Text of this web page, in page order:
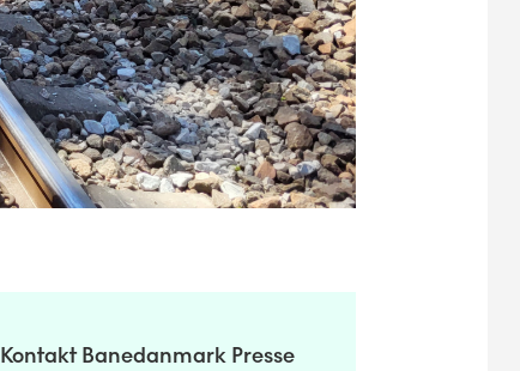
Kontakt Banedanmark Presse